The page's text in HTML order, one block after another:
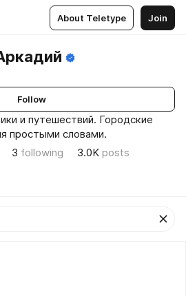
About Teletype Join
Follow
и путешествий. Городские
простыми словами.
3 following 3.0K posts